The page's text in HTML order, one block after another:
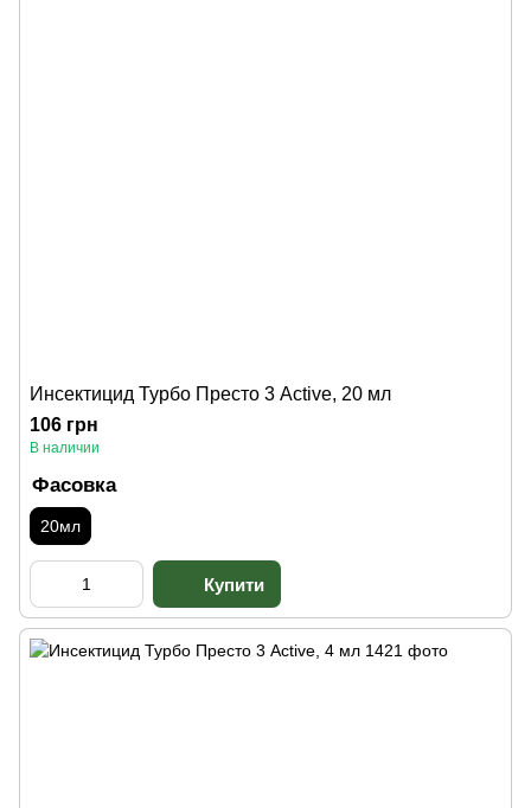
Инсектицид Турбо Престо 3 Active, 20 мл
106 грн
В наличии
Фасовка
20мл